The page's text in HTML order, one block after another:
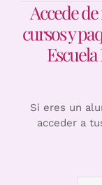
Accede
cursos y
Si eres un
acceder a